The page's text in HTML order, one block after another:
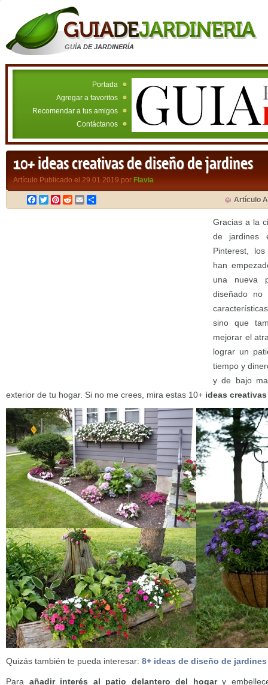
GUÍA DE JARDINERÍA
Portada
Agregar a favoritos
Recomendar a tus amigos
Contáctanos
10+ ideas creativas de diseño de jardines
Artículo Publicado el 29.01.2019 por Flavia
Facebook
TwitterPinterest
RedditEmail Artículo
Gracias a la
de jardines
Pinterest,
han
una nueva
diseñado
sino que
mejorar el
lograr un
tiempo y
y de bajo
exterior de tu hogar. Si no me crees, mira estas 10+ ideas
Quizás también te pueda interesar: 8+ ideas de diseño de
Para añadir interés al patio delantero del hogary